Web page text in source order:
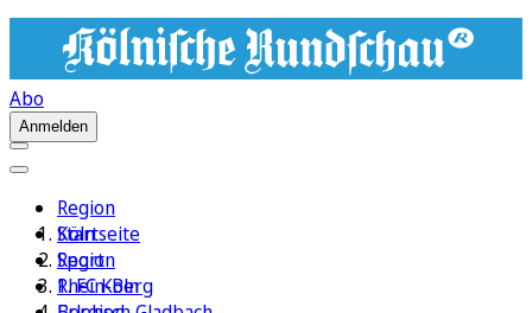
Abo
Anmelden
Region
Köln
Sport
1. FC Köln
Startseite
Region
Rhein-Berg